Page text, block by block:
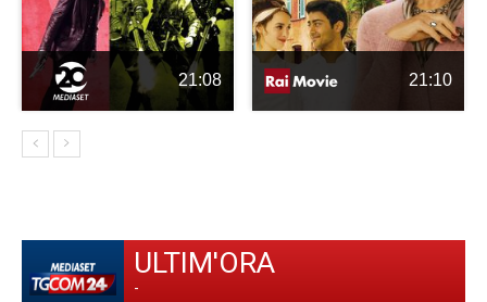
21:08 21:10
ULTIM'ORA
-